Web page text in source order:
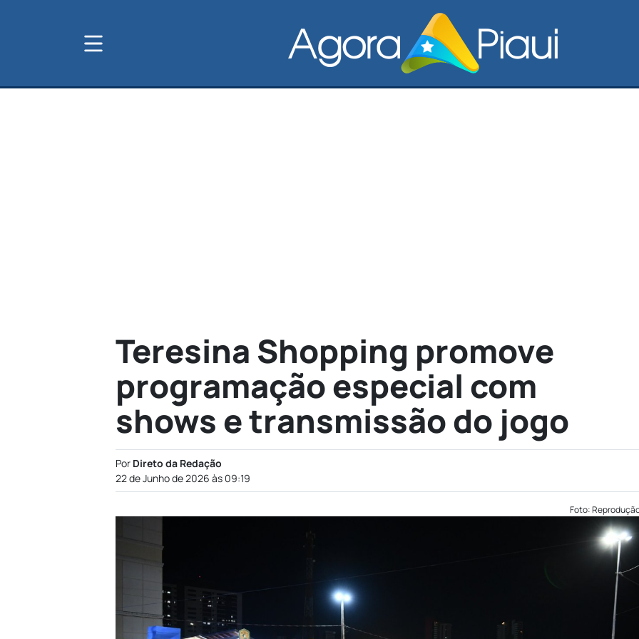
Teresina Shopping promove
programação especial com
shows e transmissão do jogo
Por Direto da Redação
22 de Junho de 2026 às 09:19
Foto: